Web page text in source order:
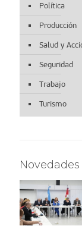
Política
Producción
Salud y
Seguridad
Trabajo
Turismo
Novedades